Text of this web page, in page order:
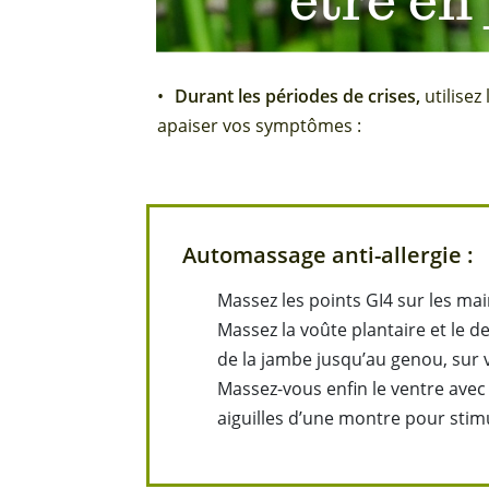
Durant les périodes de crises, utilisez
apaiser vos symptômes :
Automassage anti-allergie :
Massez les points GI4 sur les
Massez la voûte plantaire et le
de la jambe jusqu’au genou, sur
Massez-vous enfin le ventre
aiguilles d’une montre pour